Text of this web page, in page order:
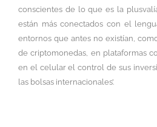
conscientes de lo que es la
están más conectados con el
entornos que antes no existían,
de criptomonedas, en plataformas
en el celular el control de sus
las bolsas internacionales’.